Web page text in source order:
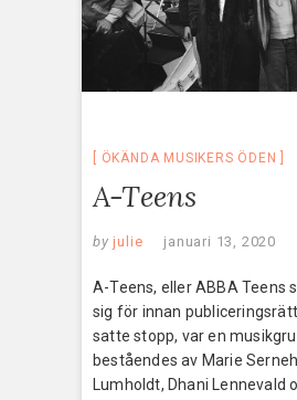
ÖKÄNDA MUSIKERS ÖDEN
A-Teens
by julie januari 13, 2020
A-Teens, eller ABBA Teens
sig för innan
satte stopp, var en
beståendes av Marie
Lumholdt, Dhani Lennevald